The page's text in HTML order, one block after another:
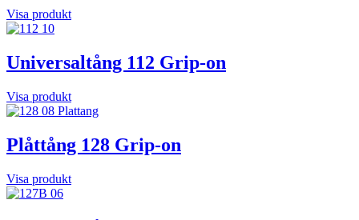
Visa produkt
Universaltång 112 Grip-on
Visa produkt
Plåttång 128 Grip-on
Visa produkt